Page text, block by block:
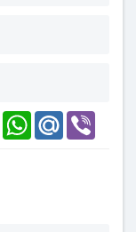
PinterestWhatsAppMail.Ru